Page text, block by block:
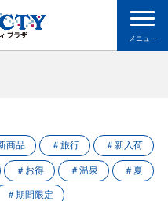
メニュー
商品 ＃旅行 ＃新入荷
＃お得 ＃温泉 ＃夏
＃期間限定